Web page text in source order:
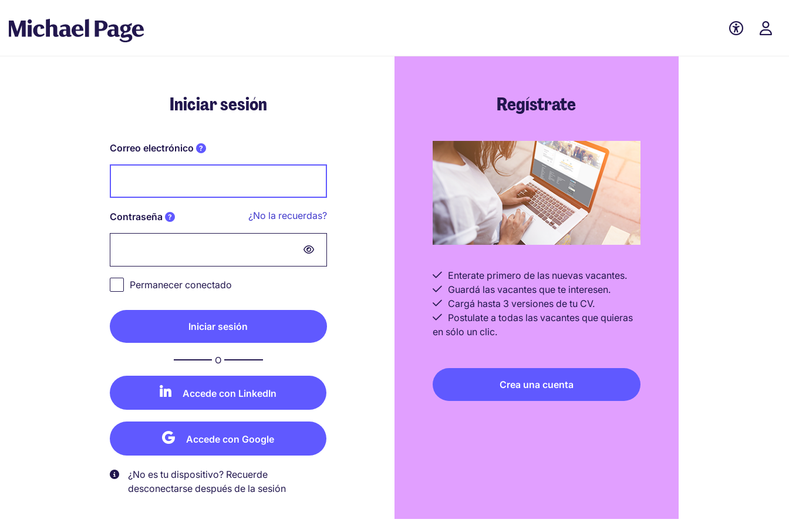
Iniciar sesión
Correo electrónico
¿No la recuerdas?
Contraseña
Permanecer conectado
O
Accede con LinkedIn
Accede con Google
¿No es tu dispositivo? Recuerde
desconectarse después de la sesión
Regístrate
Enterate primero de las nuevas vacantes.
Guardá las vacantes que te interesen.
Cargá hasta 3 versiones de tu CV.
Postulate a todas las vacantes que quieras
en sólo un clic.
Crea una cuenta